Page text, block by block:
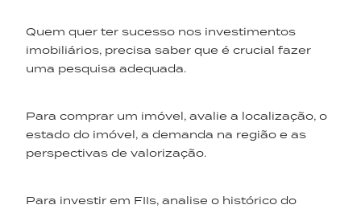
Quem quer ter sucesso nos investimentos
imobiliários, precisa saber que é crucial fazer
uma pesquisa adequada.
Para comprar um imóvel, avalie a localização, o
estado do imóvel, a demanda na região e as
perspectivas de valorização.
Para investir em FIIs, analise o histórico do